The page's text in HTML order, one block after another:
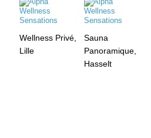
Wellness Privé,
Lille
Sauna
Panoramique,
Hasselt